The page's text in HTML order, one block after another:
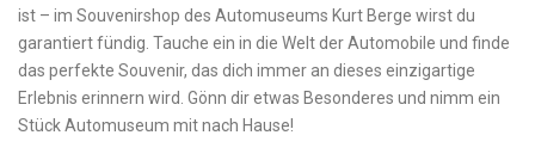
ist ‌– im Souvenirshop​ des Automuseums Kurt Berge wirst⁤ du
garantiert ‌fündig. Tauche ein ‍in die Welt der Automobile und finde
⁤das perfekte Souvenir, das dich immer an dieses einzigartige
Erlebnis⁤ erinnern wird.‍ Gönn dir etwas Besonderes und nimm ein‍
Stück ⁢Automuseum mit⁢ nach Hause!